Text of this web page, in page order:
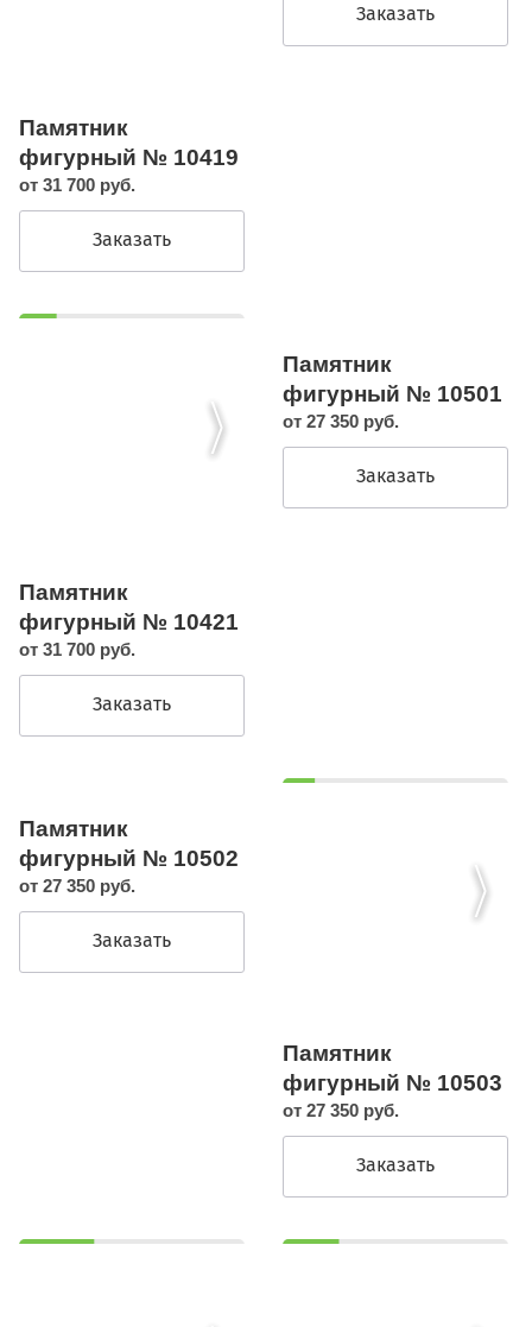
Памятник
фигурный № 10419
от 31 700 руб.
Заказать
Заказать
Памятник
фигурный № 10421
от 31 700 руб.
Заказать
Памятник
фигурный № 10501
от 27 350 руб.
Заказать
Памятник
фигурный № 10502
от 27 350 руб.
Заказать
Памятник
фигурный № 10503
от 27 350 руб.
Заказать